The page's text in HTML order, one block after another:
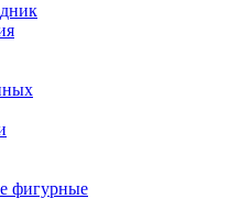
фигурные